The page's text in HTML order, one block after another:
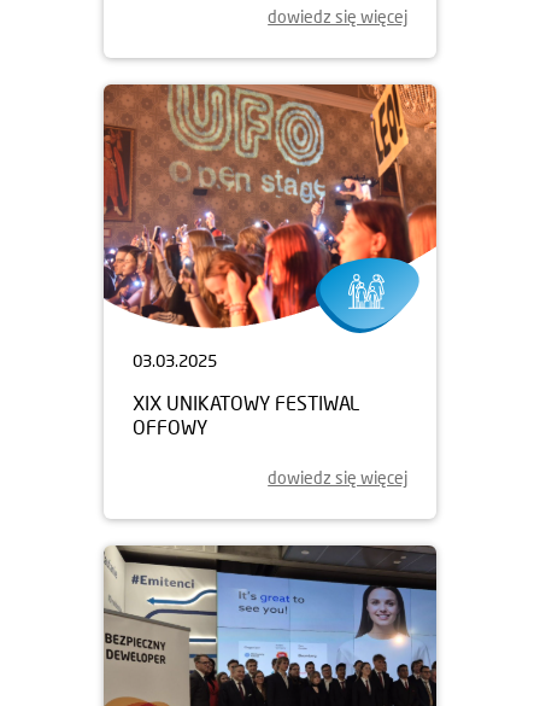
dowiedz się więcej
03.03.2025
XIX UNIKATOWY FESTIWAL
OFFOWY
dowiedz się więcej